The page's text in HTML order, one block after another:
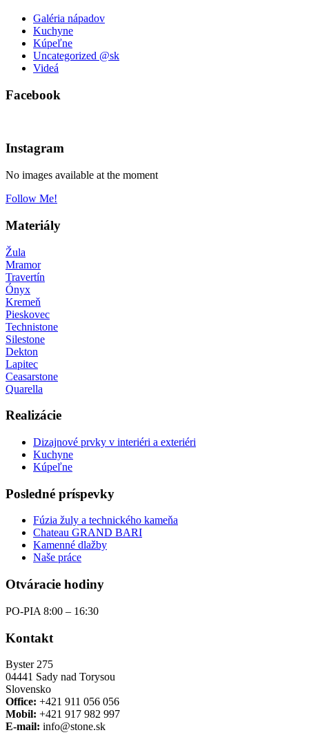
Galéria nápadov
Kuchyne
Kúpeľne
Uncategorized @sk
Videá
Facebook
Instagram
No images available at the moment
Follow Me!
Materiály
Žula
Mramor
Travertín
Ónyx
Kremeň
Pieskovec
Technistone
Silestone
Dekton
Lapitec
Ceasarstone
Quarella
Realizácie
Dizajnové prvky v interiéri a exteriéri
Kuchyne
Kúpeľne
Posledné príspevky
Fúzia žuly a technického kameňa
Chateau GRAND BARI
Kamenné dlažby
Naše práce
Otváracie hodiny
PO-PIA 8:00 – 16:30
Kontakt
Byster 275
04441 Sady nad Torysou
Slovensko
Office: +421 911 056 056
Mobil: +421 917 982 997
E-mail: info@stone.sk